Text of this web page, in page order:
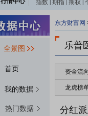
指数 期指 期权
全景图
首页
我的数据
热门数据
东方财富网
乐普
资金流向
龙虎榜
分红